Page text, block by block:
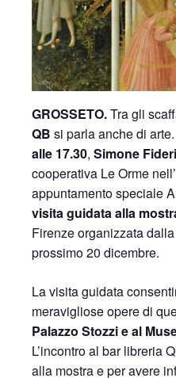
GROSSETO.Tra gli
QB si parla anche di arte.
alle 17.30, Simone
cooperativa Le Orme
appuntamento speciale
visita guidata alla
Firenze organizzata
prossimo 20 dicembre.
La visita guidata
meravigliose opere di
Palazzo Stozzi e al
L’incontro al bar libreria
alla mostra e per avere